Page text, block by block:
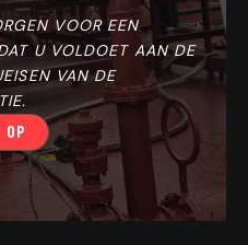
VOOR EEN
U VOLDOET AAN DE
VAN DE